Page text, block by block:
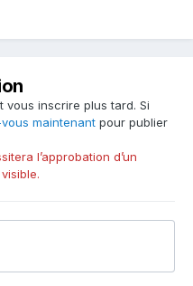
vous inscrire plus tard. Si
maintenant pour publier
l’approbation d’un